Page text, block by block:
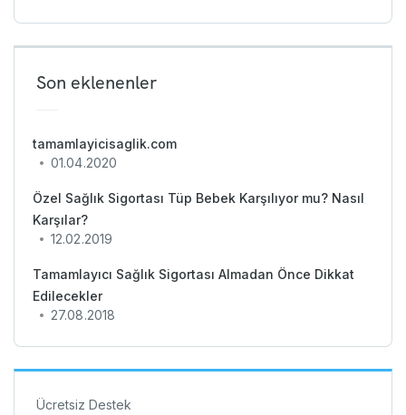
Son eklenenler
tamamlayicisaglik.com
01.04.2020
Özel Sağlık Sigortası Tüp Bebek Karşılıyor mu? Nasıl
Karşılar?
12.02.2019
Tamamlayıcı Sağlık Sigortası Almadan Önce Dikkat
Edilecekler
27.08.2018
Ücretsiz Destek